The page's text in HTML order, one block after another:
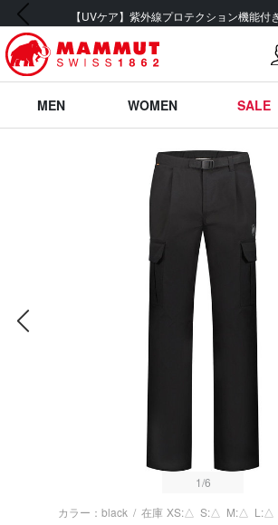
【UVケア】紫外線プロテクション機能付
前の画像
MEN WOMEN SALE
1/6
カラー：black / 在庫 XS:△ S:△ M:△ L:△